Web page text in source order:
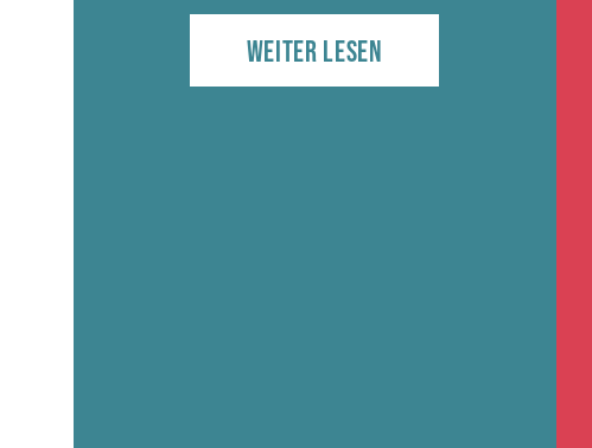
WEITER LESEN